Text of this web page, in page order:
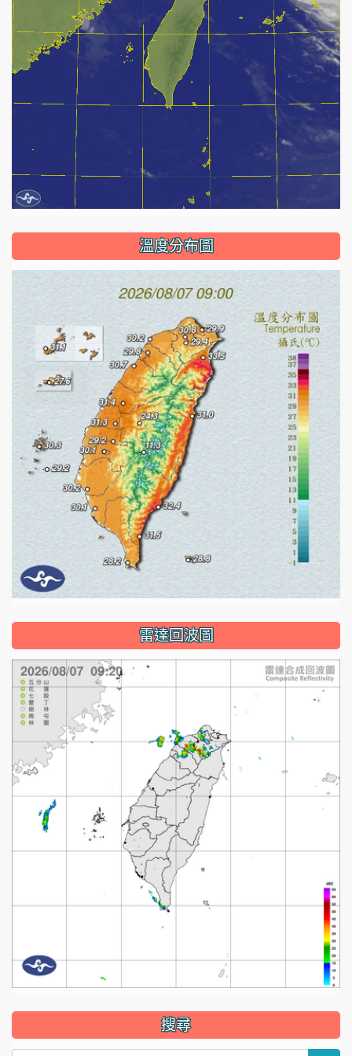
溫度分布圖
雷達回波圖
::: 搜尋